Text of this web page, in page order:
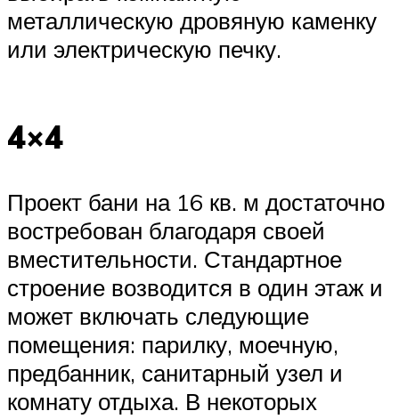
металлическую дровяную каменку
или электрическую печку.
4×4
Проект бани на 16 кв. м достаточно
востребован благодаря своей
вместительности. Стандартное
строение возводится в один этаж и
может включать следующие
помещения: парилку, моечную,
предбанник, санитарный узел и
комнату отдыха. В некоторых